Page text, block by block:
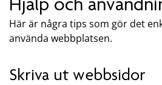
Här är några tips som gör det
använda webbplatsen.
Skriva ut webbsidor